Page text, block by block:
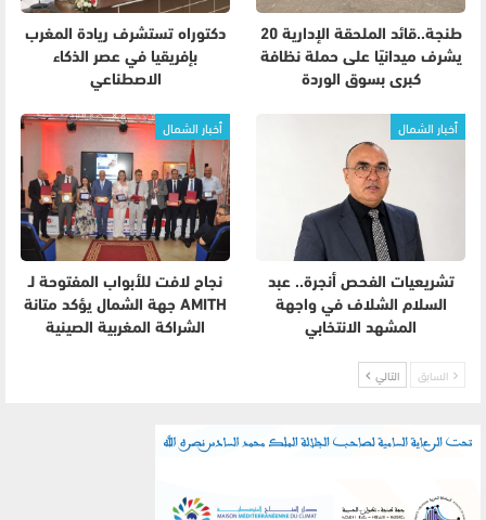
طنجة..قائد الملحقة الإدارية 20
يشرف ميدانيًا على حملة نظافة
كبرى بسوق الوردة
دكتوراه تستشرف ريادة المغرب
بإفريقيا في عصر الذكاء
الاصطناعي
أخبار الشمال
تشريعيات الفحص أنجرة.. عبد
السلام الشلاف في واجهة
المشهد الانتخابي
أخبار الشمال
نجاح لافت للأبواب المفتوحة لـ
AMITH جهة الشمال يؤكد متانة
الشراكة المغربية الصينية
السابق التالي